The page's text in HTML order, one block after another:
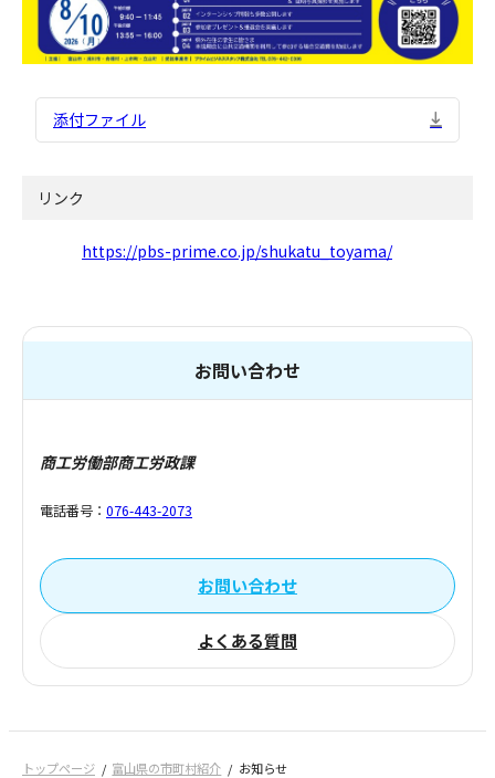
添付ファイル
リンク
https://pbs-prime.co.jp/shukatu_toyama/
お問い合わせ
商工労働部商工労政課
電話番号： 076-443-2073
お問い合わせ
よくある質問
トップページ 富山県の市町村紹介 お知らせ